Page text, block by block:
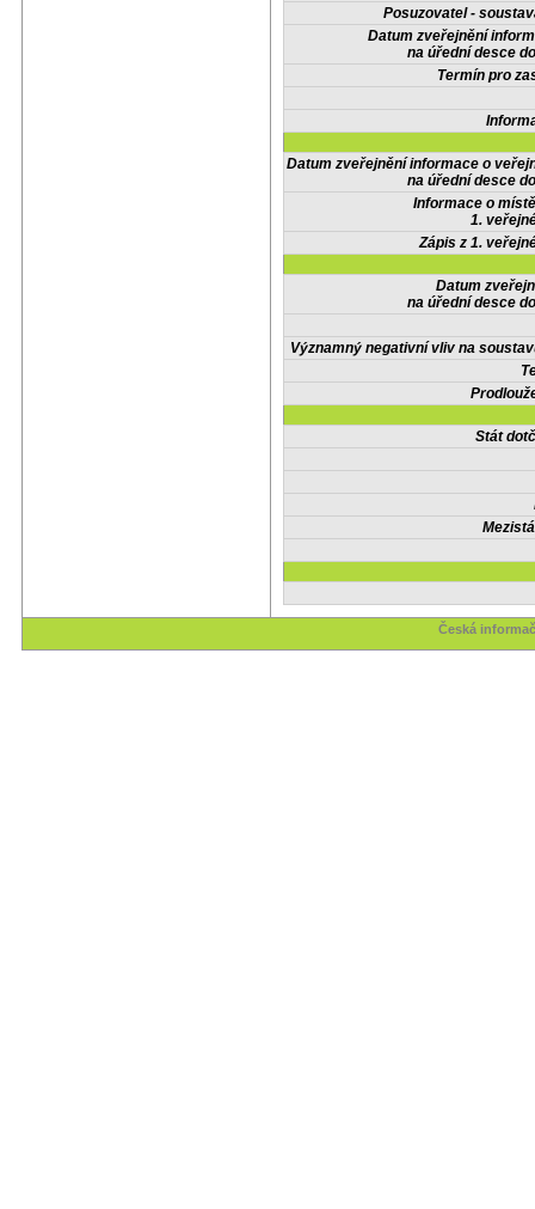
Posuzovatel -
Datum zveřejnění
na úřední desce
Termín pro
Datum zveřejnění informace o
na úřední desce
Informace o
1.
Zápis z 1.
Datum
na úřední desce
Významný negativní vliv na
Stát
Česká